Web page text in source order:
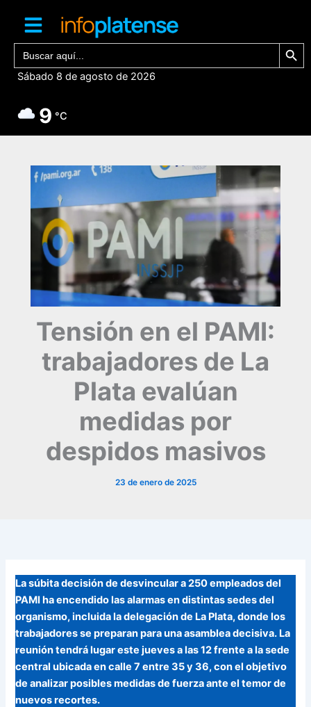
contenido
Buscar: Botón de
Sábado 8 de agosto de 2026
9 °C
Tensión en el PAMI:
trabajadores de La
Plata evalúan
medidas por
despidos masivos
23 de enero de 2025
La súbita decisión de desvincular a 250 empleados del
PAMI ha encendido las alarmas en distintas sedes del
organismo, incluida la delegación de La Plata, donde los
trabajadores se preparan para una asamblea decisiva. La
reunión tendrá lugar este jueves a las 12 frente a la sede
central ubicada en calle 7 entre 35 y 36, con el objetivo
de analizar posibles medidas de fuerza ante el temor de
nuevos recortes.